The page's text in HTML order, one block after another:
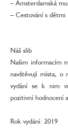
– Amsterdamská
– Cestování s dětmi
Náš slib
Našim informacím
navštěvují místa, o
vydání se k nim
pozitivní hodnocení
Rok vydání: 2019